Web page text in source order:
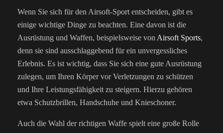
Wenn Sie sich für den Airsoft-Sport entscheiden, gibt es
einige wichtige Dinge zu beachten. Eine davon ist die
Ausrüstung und Waffen, beispielsweise von Airsoft Sports,
denn sie sind ausschlaggebend für ein unvergessliches
Erlebnis. Es ist wichtig, dass Sie sich eine gute Ausrüstung
zulegen, um Ihren Körper vor Verletzungen zu schützen
und Ihre Leistungsfähigkeit zu steigern. Hierzu gehören
etwa Schutzbrillen, Handschuhe und Knieschoner.
Auch die Wahl der richtigen Waffe spielt eine große Rolle